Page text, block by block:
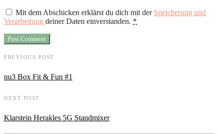
Mit dem Abschicken erklärst du dich mit der Speicherung und
Verarbeitung deiner Daten einverstanden. *
PREVIOUS POST
nu3 Box Fit & Fun #1
NEXT POST
Klarstein Herakles 5G Standmixer